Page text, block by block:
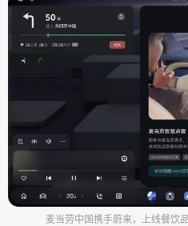
麦当劳中国携手蔚来，上线餐饮